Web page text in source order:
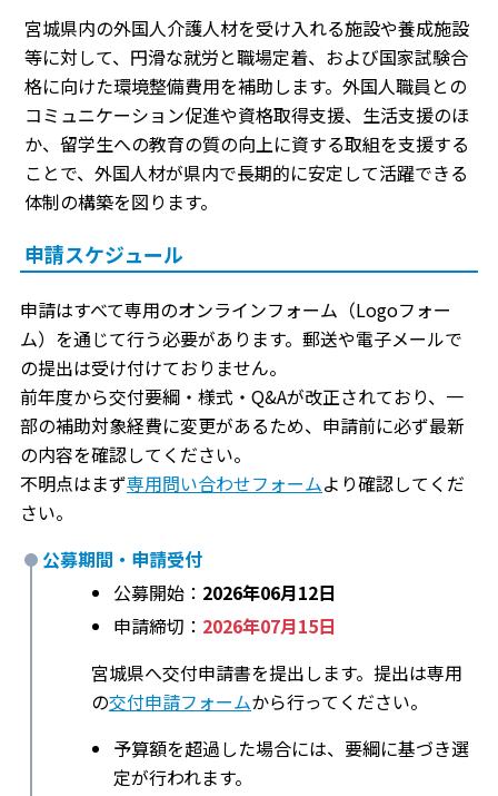
宮城県内の外国人介護人材を受け入れる施設や養成施設
等に対して、円滑な就労と職場定着、および国家試験合
格に向けた環境整備費用を補助します。外国人職員との
コミュニケーション促進や資格取得支援、生活支援のほ
か、留学生への教育の質の向上に資する取組を支援する
ことで、外国人材が県内で長期的に安定して活躍できる
体制の構築を図ります。
申請スケジュール
申請はすべて専用のオンラインフォーム（Logoフォー
ム）を通じて行う必要があります。郵送や電子メールで
の提出は受け付けておりません。
前年度から交付要綱・様式・Q&Aが改正されており、一
部の補助対象経費に変更があるため、申請前に必ず最新
の内容を確認してください。
不明点はまず専用問い合わせフォームより確認してくだ
さい。
公募期間・申請受付
公募開始： 2026年06月12日
申請締切： 2026年07月15日
宮城県へ交付申請書を提出します。提出は専用
の交付申請フォームから行ってください。
予算額を超過した場合には、要綱に基づき選
定が行われます。